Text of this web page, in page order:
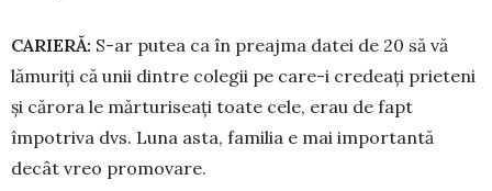
CARIERĂ: S-ar putea ca în preaj­ma datei de 20 să vă
lămuriți că unii din­tre colegii pe care-i credeați pri­e­teni
și cărora le mărturiseați toa­te cele, erau de fapt
împotriva dvs. Lu­na asta, familia e mai im­portantă
decât vreo promovare.